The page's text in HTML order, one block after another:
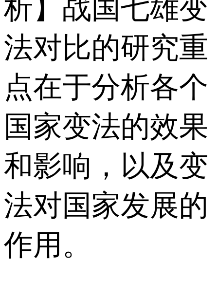
析】战国七雄变
法对比的研究重
点在于分析各个
国家变法的效果
和影响，以及变
法对国家发展的
作用。